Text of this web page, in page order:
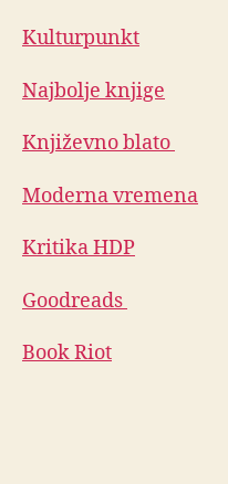
Kulturpunkt
Najbolje knjige
Književno blato
Moderna vremena
Kritika HDP
Goodreads
Book Riot